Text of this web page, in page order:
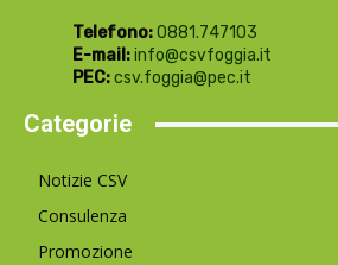
Telefono:0881.747103
E-mail:info@csvfoggia.it
PEC:csv.foggia@pec.it
Categorie
Notizie CSV
Consulenza
Promozione